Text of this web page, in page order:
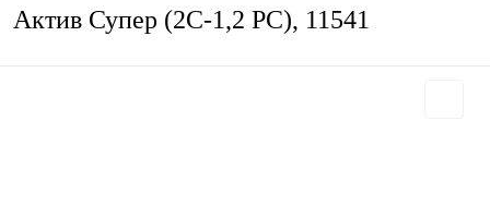
Актив Супер (2C-1,2 PC), 11541